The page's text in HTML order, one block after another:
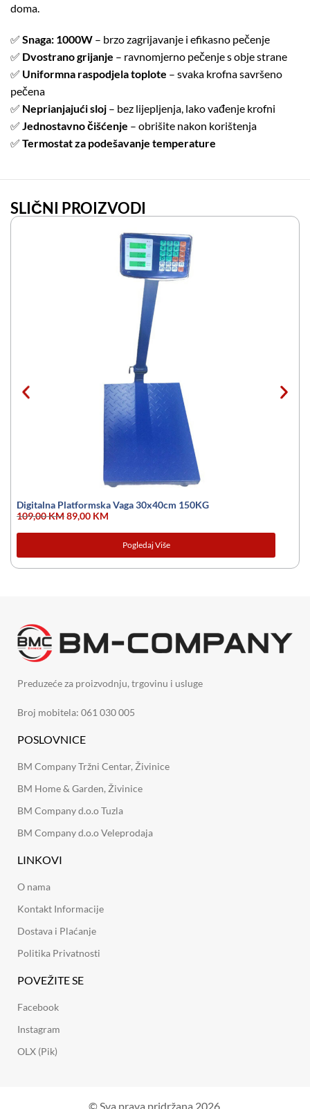
doma.
✅ Snaga: 1000W – brzo zagrijavanje i efikasno pečenje
✅ Dvostrano grijanje – ravnomjerno pečenje s obje strane
✅ Uniformna raspodjela toplote – svaka krofna savršeno
pečena
✅ Neprianjajući sloj – bez lijepljenja, lako vađenje krofni
✅ Jednostavno čišćenje – obrišite nakon korištenja
✅ Termostat za podešavanje temperature
SLIČNI PROIZVODI
Digitalna Platformska Vaga 30x40cm 150KG
109,00KM89,00 KM
Pogledaj Više
Preduzeće za proizvodnju, trgovinu i usluge
Broj mobitela: 061 030 005
POSLOVNICE
BM Company Tržni Centar, Živinice
BM Home & Garden, Živinice
BM Company d.o.o Tuzla
BM Company d.o.o Veleprodaja
LINKOVI
O nama
Kontakt Informacije
Dostava i Plaćanje
Politika Privatnosti
POVEŽITE SE
Facebook
Instagram
OLX (Pik)
© Sva prava pridržana 2026.